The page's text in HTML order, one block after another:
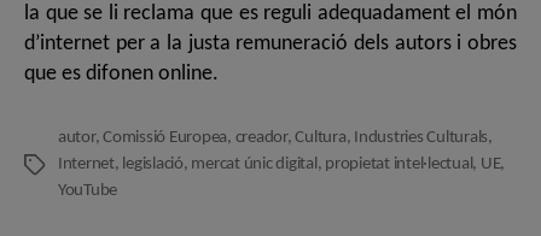
la que se li reclama que es reguli adequadament el món
d’internet per a la justa remuneració dels autors i obres
que es difonen online.
Etiquetes
autor,Comissió Europea, creador,Cultura, Industries Culturals,
Internet, legislació, mercat únic digital , propietat intel·lectual , UE,
YouTube